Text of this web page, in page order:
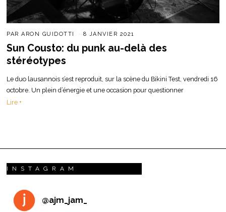
PARARON GUIDOTTI 8 JANVIER 2021
Sun Cousto: du punk au-delà des
stéréotypes
Le duo lausannois s’est reproduit, sur la scène du Bikini Test, vendredi 16
octobre. Un plein d’énergie et une occasion pour questionner
Lire +
INSTAGRAM
@ajm_jam_